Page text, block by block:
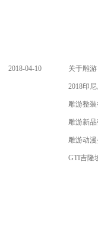
2018-04-10 关于雕游
2018印
雕游整
雕游新
雕游动
GTI吉隆